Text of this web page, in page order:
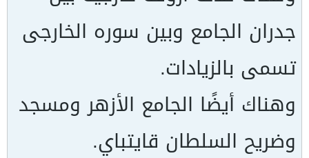
جدران الجامع وبين سوره الخارجى
تسمى بالزيادات.
وهناك أيضًا الجامع الأزهر ومسجد
وضريح السلطان قايتباي.